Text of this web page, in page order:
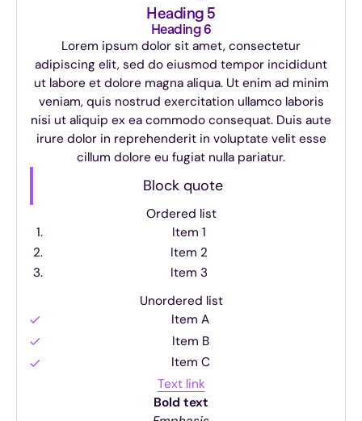
Heading 5
Heading 6
Lorem ipsum dolor sit amet, consectetur
adipiscing elit, sed do eiusmod tempor incididunt
ut labore et dolore magna aliqua. Ut enim ad minim
veniam, quis nostrud exercitation ullamco laboris
nisi ut aliquip ex ea commodo consequat. Duis aute
irure dolor in reprehenderit in voluptate velit esse
cillum dolore eu fugiat nulla pariatur.
Block quote
Ordered list
Item 1
Item 2
Item 3
Unordered list
Item A
Item B
Item C
Text link
Bold text